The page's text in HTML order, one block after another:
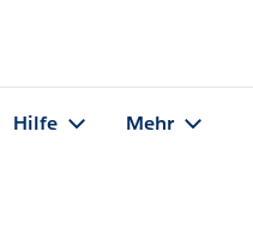
Hilfe Mehr